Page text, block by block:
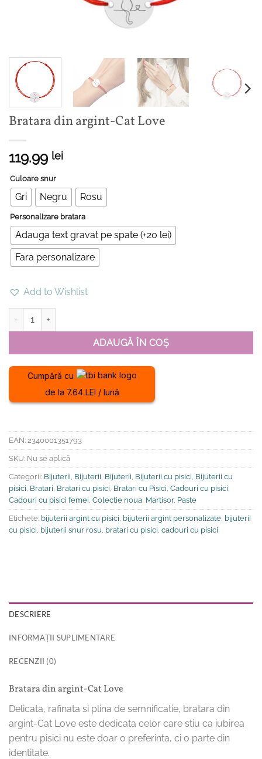
Bratara din argint-Cat Love
119.99 lei
Culoare snur
Gri Negru Rosu
Personalizare bratara
Adauga text gravat pe spate (+20 lei)
Fara personalizare
Add to Wishlist
ADAUGĂ ÎN COȘ
Cumpără cu
de la 7.64 LEI / lună
EAN: 2340001351793
SKU: Nu se aplică
Categorii: Bijuterii Bijuterii Bijuterii Bijuterii cu pisici Bijuterii cu
pisici Bratari Bratari cu pisici Bratari cu Pisici Cadouri cu pisici
Cadouri cu pisici femei Colectie noua Martisor, Paste
Etichete: bijuterii argint cu pisici bijuterii argint personalizate bijuterii
cu pisici bijuterii snur rosu bratari cu pisici cadouri cu pisici
DESCRIERE
INFORMAȚII SUPLIMENTARE
RECENZII (0)
Bratara din argint-Cat Love
Delicata, rafinata si plina de semnificatie, bratara din
argint-Cat Love este dedicata celor care stiu ca iubirea
pentru pisici nu este doar o preferinta, ci o parte din
identitate.